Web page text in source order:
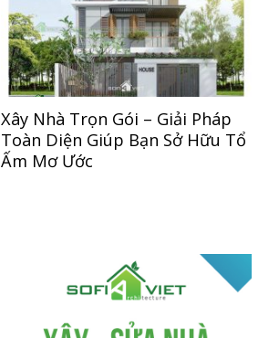
Xây Nhà Trọn Gói – Giải Pháp
Toàn Diện Giúp Bạn Sở Hữu Tổ
Ấm Mơ Ước